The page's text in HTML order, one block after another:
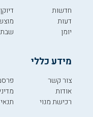
חדשות
דעות
יומן
דיוקן
שבת
מידע כללי
צור קשר
אודות
רכישת מנוי